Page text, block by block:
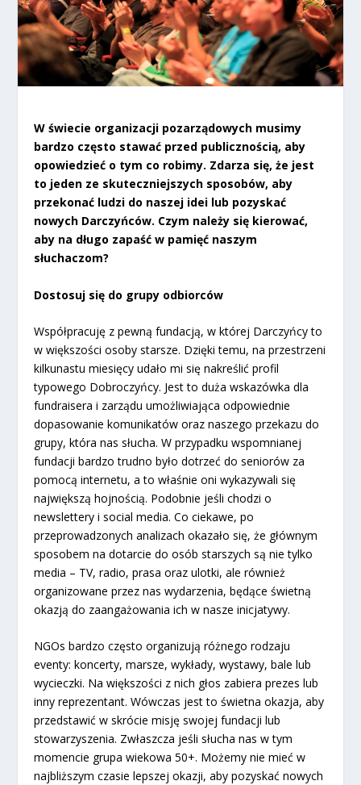
W świecie organizacji pozarządowych musimy
bardzo często stawać przed publicznością, aby
opowiedzieć o tym co robimy. Zdarza się, że jest
to jeden ze skuteczniejszych sposobów, aby
przekonać ludzi do naszej idei lub pozyskać
nowych Darczyńców. Czym należy się kierować,
aby na długo zapaść w pamięć naszym
słuchaczom?
Dostosuj się do grupy odbiorców
Współpracuję z pewną fundacją, w której Darczyńcy to
w większości osoby starsze. Dzięki temu, na przestrzeni
kilkunastu miesięcy udało mi się nakreślić profil
typowego Dobroczyńcy. Jest to duża wskazówka dla
fundraisera i zarządu umożliwiająca odpowiednie
dopasowanie komunikatów oraz naszego przekazu do
grupy, która nas słucha. W przypadku wspomnianej
fundacji bardzo trudno było dotrzeć do seniorów za
pomocą internetu, a to właśnie oni wykazywali się
największą hojnością. Podobnie jeśli chodzi o
newslettery i social media. Co ciekawe, po
przeprowadzonych analizach okazało się, że głównym
sposobem na dotarcie do osób starszych są nie tylko
media – TV, radio, prasa oraz ulotki, ale również
organizowane przez nas wydarzenia, będące świetną
okazją do zaangażowania ich w nasze inicjatywy.
NGOs bardzo często organizują różnego rodzaju
eventy: koncerty, marsze, wykłady, wystawy, bale lub
wycieczki. Na większości z nich głos zabiera prezes lub
inny reprezentant. Wówczas jest to świetna okazja, aby
przedstawić w skrócie misję swojej fundacji lub
stowarzyszenia. Zwłaszcza jeśli słucha nas w tym
momencie grupa wiekowa 50+. Możemy nie mieć w
najbliższym czasie lepszej okazji, aby pozyskać nowych